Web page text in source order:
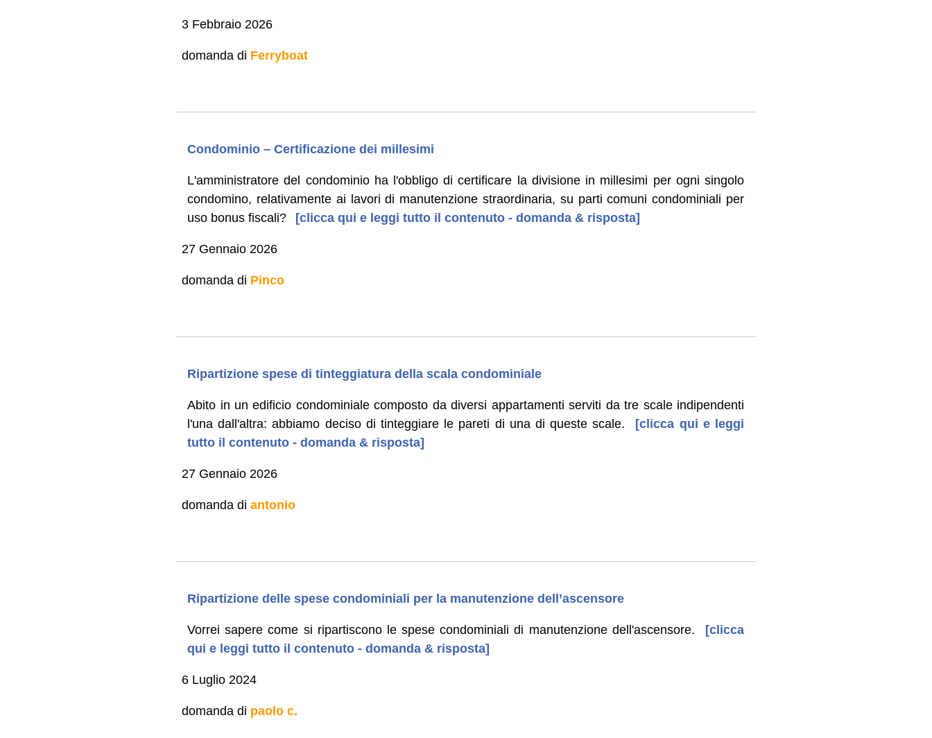
3 Febbraio 2026
domanda di Ferryboat
Condominio – Certificazione dei millesimi
L'amministratore del condominio ha l'obbligo di certificare la divisione in millesimi per ogni singolo
condomino, relativamente ai lavori di manutenzione straordinaria, su parti comuni condominiali per
uso bonus fiscali?
[clicca qui e leggi tutto il contenuto - domanda & risposta]
27 Gennaio 2026
domanda di Pinco
Ripartizione spese di tinteggiatura della scala condominiale
Abito in un edificio condominiale composto da diversi appartamenti serviti da tre scale indipendenti
l'una dall'altra: abbiamo deciso di tinteggiare le pareti di una di queste scale.
[clicca qui e leggi
tutto il contenuto - domanda & risposta]
27 Gennaio 2026
domanda di antonio
Ripartizione delle spese condominiali per la manutenzione dell’ascensore
Vorrei sapere come si ripartiscono le spese condominiali di manutenzione dell'ascensore.
[clicca
qui e leggi tutto il contenuto - domanda & risposta]
6 Luglio 2024
domanda di paolo c.